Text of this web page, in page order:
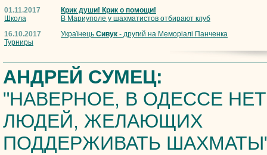
01.11.2017
Школа
Крик души! Крик о помощи!
В Мариуполе у шахматистов отбирают клуб
16.10.2017
Турниры
Українець Сивук - другий на Меморіалі Панченка
АНДРЕЙ СУМЕЦ:
"НАВЕРНОЕ, В ОДЕССЕ НЕТ
ЛЮДЕЙ, ЖЕЛАЮЩИХ
ПОДДЕРЖИВАТЬ